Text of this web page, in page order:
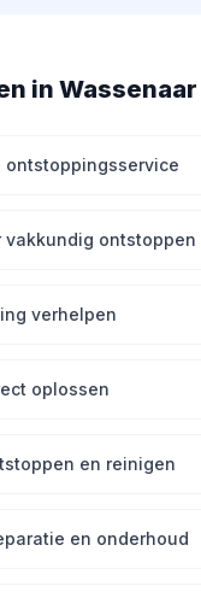
in Wassenaar
ontstoppingsservice
vakkundig ontstoppen
verhelpen
oplossen
en reinigen
en onderhoud